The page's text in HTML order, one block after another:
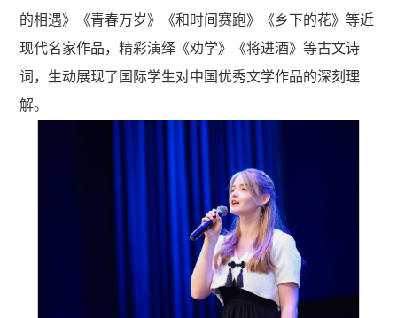
的相遇》《青春万岁》《和时间赛跑》《乡下的花》等近
现代名家作品，精彩演绎《劝学》《将进酒》等古文诗
词，生动展现了国际学生对中国优秀文学作品的深刻理
解。